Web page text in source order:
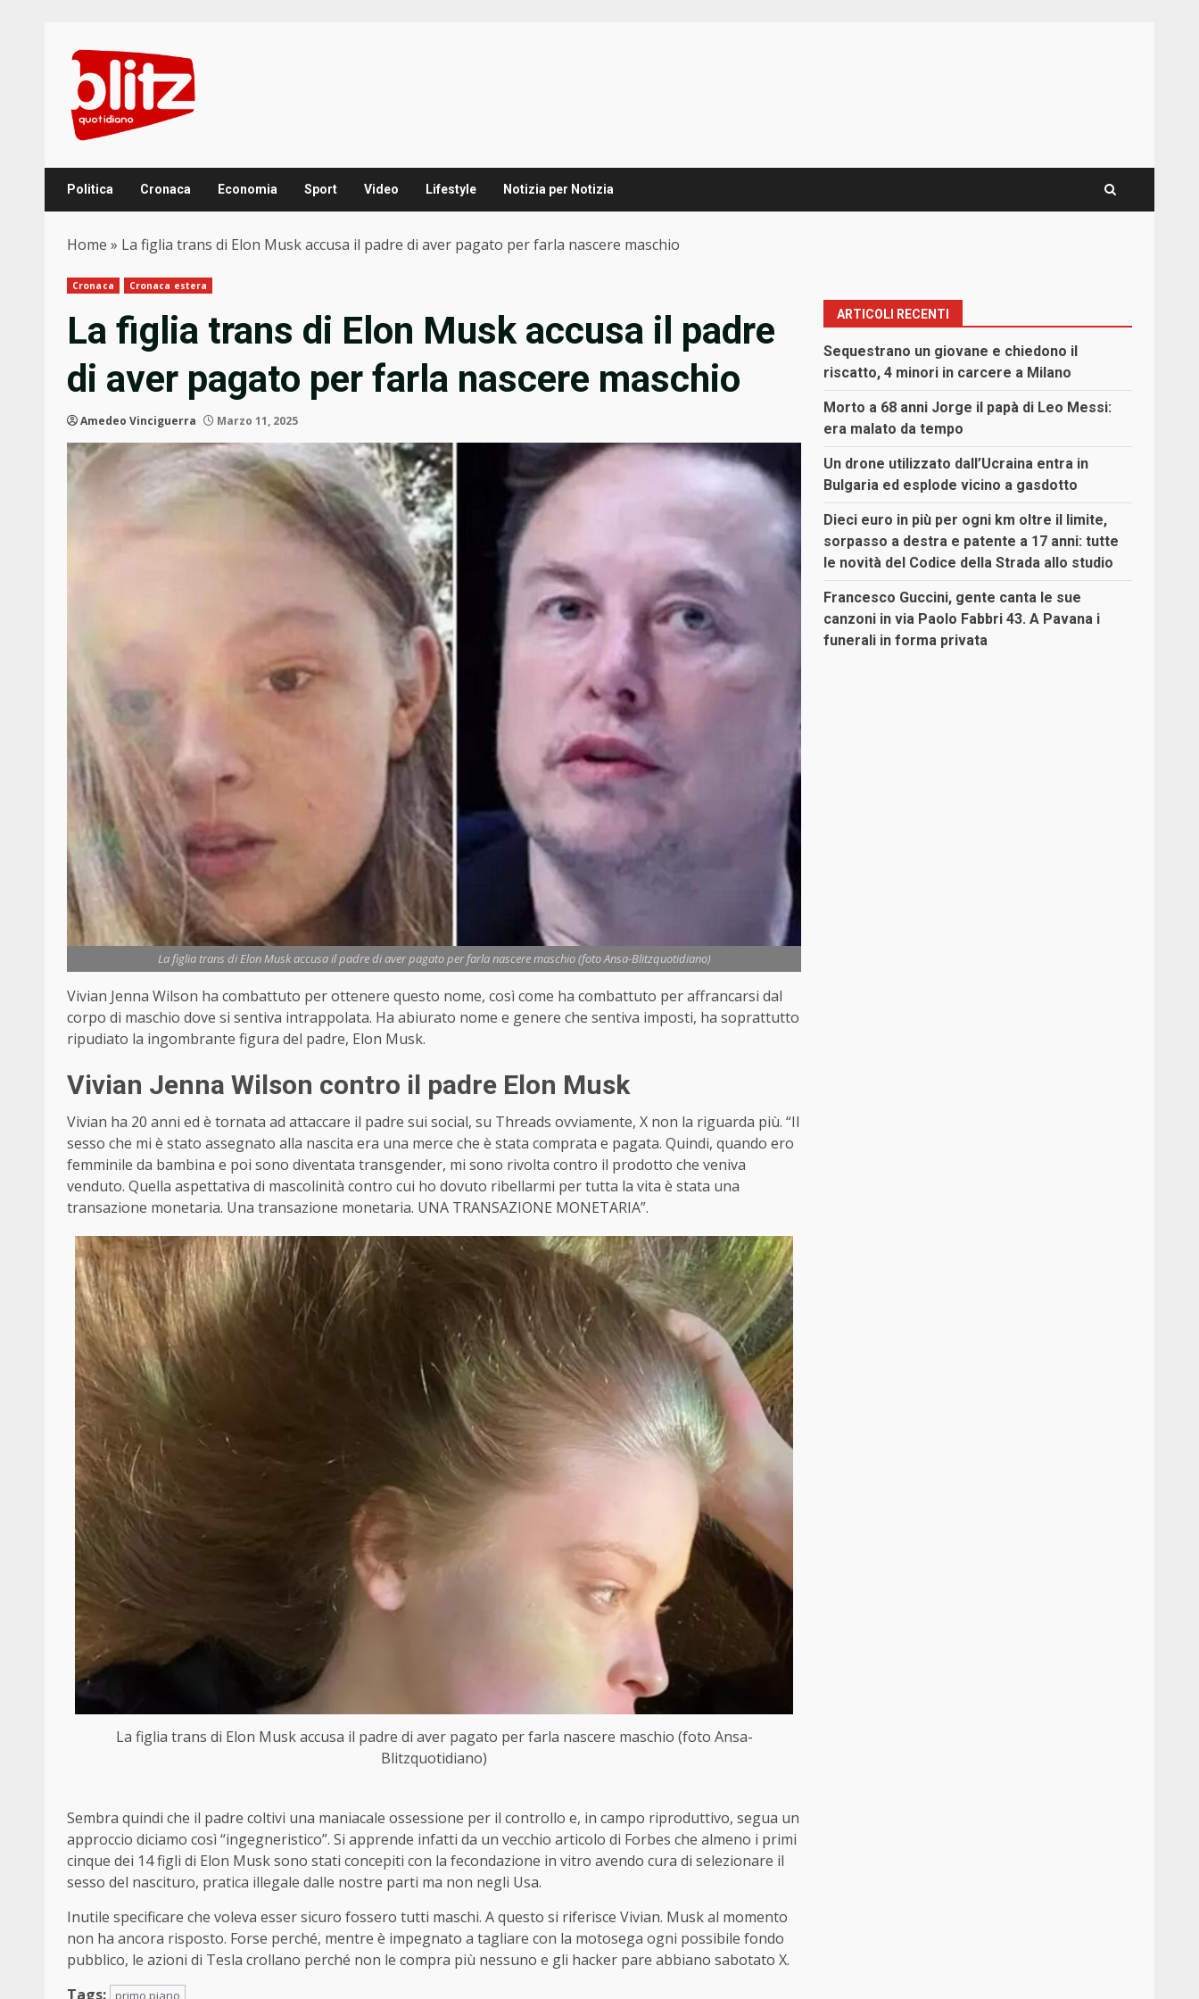
content
Politica Cronaca Economia Sport Video Lifestyle Notizia per Notizia
Home » La figlia trans di Elon Musk accusa il padre di aver pagato per farla nascere maschio
Cronaca Cronaca estera
La figlia trans di Elon Musk accusa il padre
di aver pagato per farla nascere maschio
Amedeo Vinciguerra Marzo 11, 2025
La figlia trans di Elon Musk accusa il padre di aver pagato per farla nascere maschio (foto Ansa-Blitzquotidiano)
Vivian Jenna Wilson ha combattuto per ottenere questo nome, così come ha combattuto per affrancarsi dal
corpo di maschio dove si sentiva intrappolata. Ha abiurato nome e genere che sentiva imposti, ha soprattutto
ripudiato la ingombrante figura del padre, Elon Musk.
Vivian Jenna Wilson contro il padre Elon Musk
Vivian ha 20 anni ed è tornata ad attaccare il padre sui social, su Threads ovviamente, X non la riguarda più. “Il
sesso che mi è stato assegnato alla nascita era una merce che è stata comprata e pagata. Quindi, quando ero
femminile da bambina e poi sono diventata transgender, mi sono rivolta contro il prodotto che veniva
venduto. Quella aspettativa di mascolinità contro cui ho dovuto ribellarmi per tutta la vita è stata una
transazione monetaria. Una transazione monetaria. UNA TRANSAZIONE MONETARIA”.
La figlia trans di Elon Musk accusa il padre di aver pagato per farla nascere maschio (foto Ansa-
Blitzquotidiano)
Sembra quindi che il padre coltivi una maniacale ossessione per il controllo e, in campo riproduttivo, segua un
approccio diciamo così “ingegneristico”. Si apprende infatti da un vecchio articolo di Forbes che almeno i primi
cinque dei 14 figli di Elon Musk sono stati concepiti con la fecondazione in vitro avendo cura di selezionare il
sesso del nascituro, pratica illegale dalle nostre parti ma non negli Usa.
Inutile specificare che voleva esser sicuro fossero tutti maschi. A questo si riferisce Vivian. Musk al momento
non ha ancora risposto. Forse perché, mentre è impegnato a tagliare con la motosega ogni possibile fondo
pubblico, le azioni di Tesla crollano perché non le compra più nessuno e gli hacker pare abbiano sabotato X.
Tags:
primo piano
ARTICOLI RECENTI
Sequestrano un giovane e chiedono il
riscatto, 4 minori in carcere a Milano
Morto a 68 anni Jorge il papà di Leo Messi:
era malato da tempo
Un drone utilizzato dall’Ucraina entra in
Bulgaria ed esplode vicino a gasdotto
Dieci euro in più per ogni km oltre il limite,
sorpasso a destra e patente a 17 anni: tutte
le novità del Codice della Strada allo studio
Francesco Guccini, gente canta le sue
canzoni in via Paolo Fabbri 43. A Pavana i
funerali in forma privata